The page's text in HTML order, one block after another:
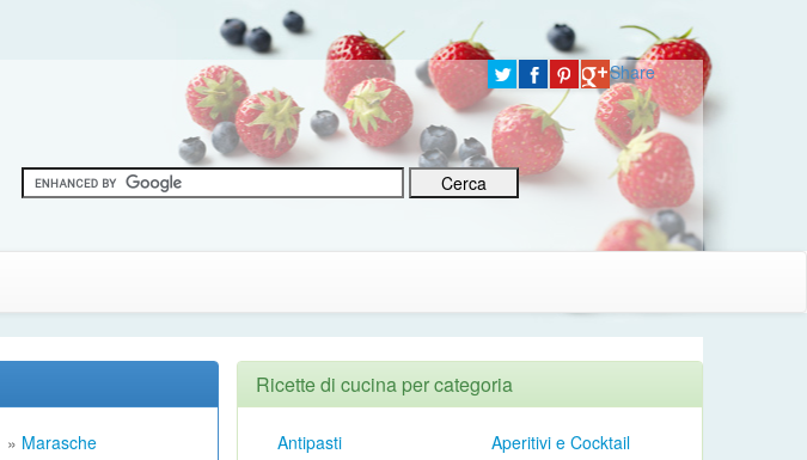
Share
» Marasche
Ricette di cucina per categoria
Antipasti
Aperitivi e Cocktail